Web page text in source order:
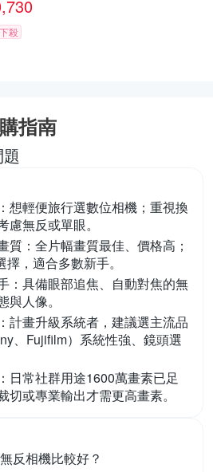
殺
指南
想輕便旅行選數位相機；重視換
無反或單眼。
質： 全片幅畫質最佳、價格高；
，適合多數新手。
： 具備眼部追焦、自動對焦的無
人像。
計畫升級系統者，建議選主流品
、Fujifilm）系統性強、鏡頭選
日常社群用途1600萬畫素已足
切或專業輸出才需更高畫素。
反相機比較好？